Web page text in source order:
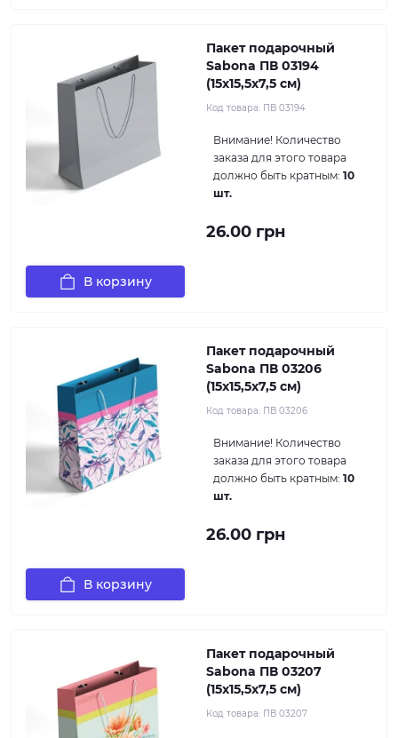
Пакет подарочный
Sabona ПВ 03194
(15x15,5x7,5 см)
Код товара: ПВ 03194
Внимание! Количество
заказа для этого товара
должно быть кратным: 10
шт.
26.00 грн
В корзину
Пакет подарочный
Sabona ПВ 03206
(15x15,5x7,5 см)
Код товара: ПВ 03206
Внимание! Количество
заказа для этого товара
должно быть кратным: 10
шт.
26.00 грн
В корзину
Пакет подарочный
Sabona ПВ 03207
(15x15,5x7,5 см)
Код товара: ПВ 03207